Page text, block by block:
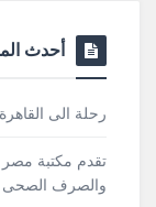
أحدث
رحلة الى القاهرة
تقدم مكتبة مصر
والصرف الصحى